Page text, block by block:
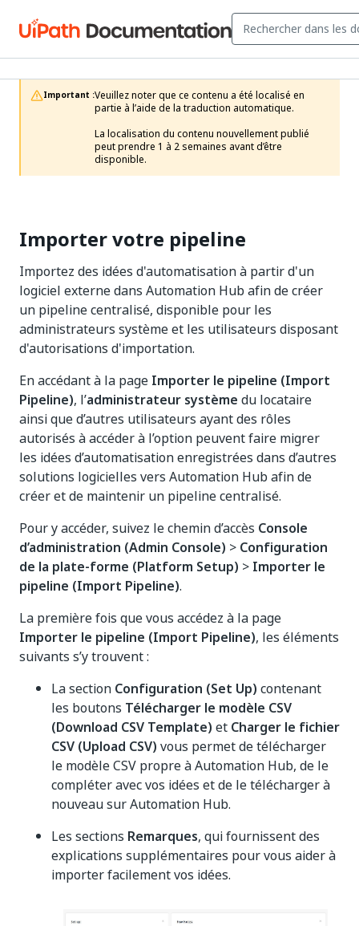
Important :Veuillez noter que ce contenu a été localisé en
partie à l’aide de la traduction automatique.
La localisation du contenu nouvellement publié
peut prendre 1 à 2 semaines avant d’être
disponible.
Importer votre pipeline
Importez des idées d'automatisation à partir d'un
logiciel externe dans Automation Hub afin de créer
un pipeline centralisé, disponible pour les
administrateurs système et les utilisateurs disposant
d'autorisations d'importation.
En accédant à la page Importer le pipeline (Import
Pipeline), l’administrateur système du locataire
ainsi que d’autres utilisateurs ayant des rôles
autorisés à accéder à l’option peuvent faire migrer
les idées d’automatisation enregistrées dans d’autres
solutions logicielles vers Automation Hub afin de
créer et de maintenir un pipeline centralisé.
Pour y accéder, suivez le chemin d’accès Console
d’administration (Admin Console) > Configuration
de la plate-forme (Platform Setup) > Importer le
pipeline (Import Pipeline).
La première fois que vous accédez à la page
Importer le pipeline (Import Pipeline), les éléments
suivants s’y trouvent :
La section Configuration (Set Up) contenant
les boutons Télécharger le modèle CSV
(Download CSV Template) et Charger le fichier
CSV (Upload CSV) vous permet de télécharger
le modèle CSV propre à Automation Hub, de le
compléter avec vos idées et de le télécharger à
nouveau sur Automation Hub.
Les sections Remarques, qui fournissent des
explications supplémentaires pour vous aider à
importer facilement vos idées.